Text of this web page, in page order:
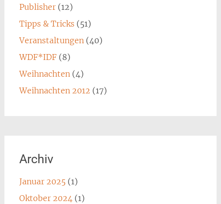
Publisher(12)
Tipps & Tricks (51)
Veranstaltungen (40)
WDF*IDF(8)
Weihnachten (4)
Weihnachten 2012 (17)
Archiv
Januar 2025(1)
Oktober 2024 (1)